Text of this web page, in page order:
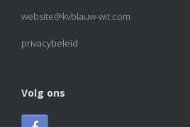
website@kvblauw-wit.com
privacybeleid
Volg ons